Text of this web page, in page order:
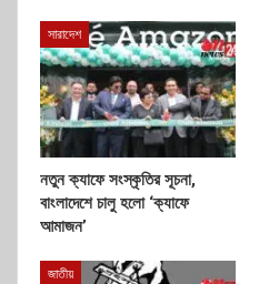
সারাদেশ
নতুন ক্যাফে সংস্কৃতির সূচনা,
বাংলাদেশে চালু হলো ‘ক্যাফে
আমাজন’
জাতীয়